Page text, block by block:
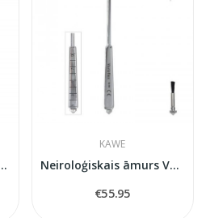
neirological hummer
KAWE
Neiroloģiskais āmurs Varioflex
€55.95